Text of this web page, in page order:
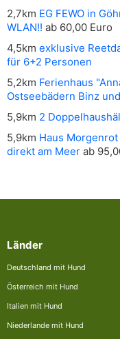
2,7km EG FEWO in
WLAN!! ab 60,00 Euro
4,5km exklusive
für 6+2 Personen
5,2km Ferienhaus
Ostseebädern Binz
5,9km 2
5,9km Haus
direkt am Meer ab
Länder
Deutschland mit Hund
Österreich mit Hund
Italien mit Hund
Niederlande mit Hund